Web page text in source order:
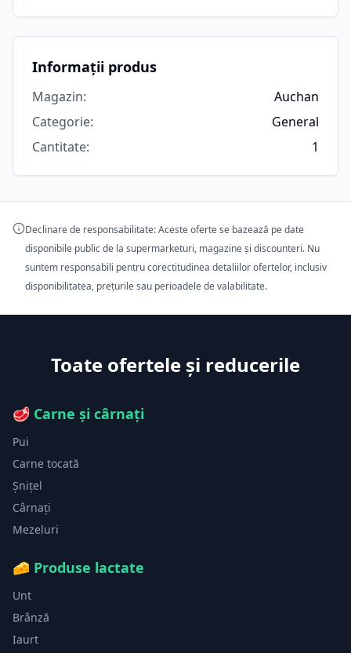
Informații produs
Magazin:
Auchan
Categorie:
General
Cantitate: 1
Declinare de responsabilitate: Aceste oferte se bazează pe date
disponibile public de la supermarketuri, magazine și discounteri. Nu
suntem responsabili pentru corectitudinea detaliilor ofertelor, inclusiv
disponibilitatea, prețurile sau perioadele de valabilitate.
Toate ofertele și reducerile
🥩 Carne și cârnați
Pui
Carne tocată
Șnițel
Cârnați
Mezeluri
🧀 Produse lactate
Unt
Brânză
Iaurt